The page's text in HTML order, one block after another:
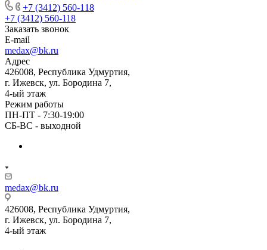
+7 (3412) 560-118
+7 (3412) 560-118
Заказать звонок
E-mail
medax@bk.ru
Адрес
426008, Республика Удмуртия,
г. Ижевск, ул. Бородина 7,
4-ый этаж
Режим работы
ПН-ПТ - 7:30-19:00
СБ-ВС - выходной
medax@bk.ru
426008, Республика Удмуртия,
г. Ижевск, ул. Бородина 7,
4-ый этаж